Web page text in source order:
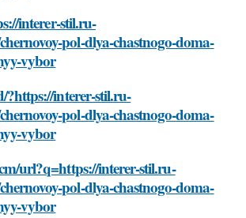
interer-stil.ru-
pol-dlya-chastnogo-doma-
vybor
?https://interer-stil.ru-
pol-dlya-chastnogo-doma-
vybor
url?q=https://interer-stil.ru-
pol-dlya-chastnogo-doma-
vybor